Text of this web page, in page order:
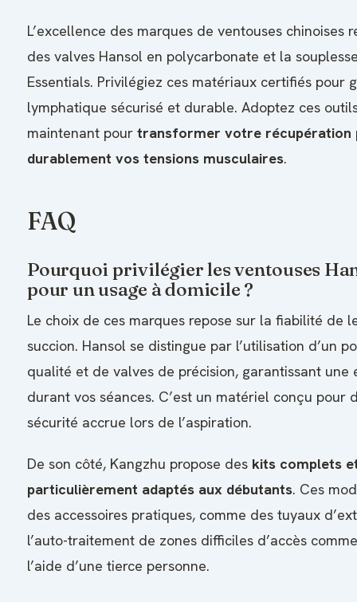
L’excellence des marques de ventouses chinoises
des valves Hansol en polycarbonate et la
Essentials. Privilégiez ces matériaux certifiés pour
lymphatique sécurisé et durable. Adoptez ces
maintenant pour transformer votre récupération
durablement vos tensions musculaires.
FAQ
Pourquoi privilégier les ventouses
pour un usage à domicile ?
Le choix de ces marques repose sur la fiabilité de
succion. Hansol se distingue par l’utilisation d’un
qualité et de valves de précision, garantissant une
durant vos séances. C’est un matériel conçu pour
sécurité accrue lors de l’aspiration.
De son côté, Kangzhu propose des kits complets
particulièrement adaptés aux débutants. Ces
des accessoires pratiques, comme des tuyaux
l’auto-traitement de zones difficiles d’accès
l’aide d’une tierce personne.